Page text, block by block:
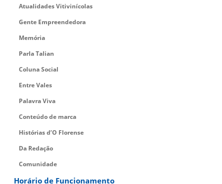
Atualidades Vitivinícolas
Gente Empreendedora
Memória
Parla Talian
Coluna Social
Entre Vales
Palavra Viva
Conteúdo de marca
Histórias d’O Florense
Da Redação
Comunidade
Horário de Funcionamento